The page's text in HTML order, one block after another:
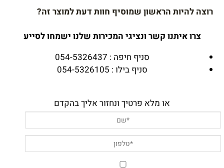
רוצה להיות הראשון שמוסיף חוות דעת למוצר זה?
צרו איתנו קשר ונציגי המכירות שלנו ישמחו לסייע
סניף חיפה : 054-5326437
סניף בילו : 054-5326105
או מלא פרטיך ונחזור אליך בהקדם